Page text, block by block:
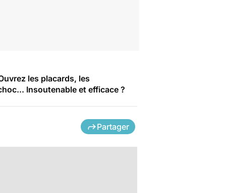
les placards, les
Insoutenable et efficace ?
Partager